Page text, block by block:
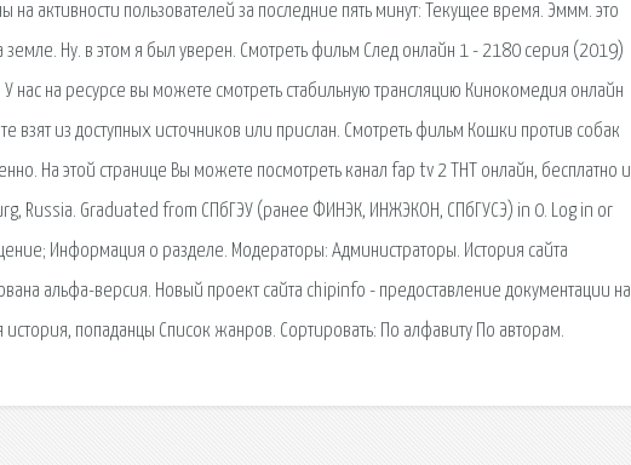
на активности пользователей за последние пять минут: Текущее время. Эммм. это
Ну. в этом я был уверен. Смотреть фильм След онлайн 1 - 2180 серия (2019)
нас на ресурсе вы можете смотреть стабильную трансляцию Кинокомедия онлайн
взят из доступных источников или прислан. Смотреть фильм Кошки против собак
На этой странице Вы можете посмотреть канал fap tv 2 ТНТ онлайн, бесплатно и
Russia. Graduated from СПбГЭУ (ранее ФИНЭК, ИНЖЭКОН, СПбГУСЭ) in 0. Log in or
Информация о разделе. Модераторы: Администраторы. История сайта
альфа-версия. Новый проект сайта chipinfo - предоставление документации на
история, попаданцы Список жанров. Сортировать: По алфавиту По авторам.